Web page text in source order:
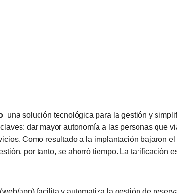
una solución tecnológica para la gestión y
dar mayor autonomía a las personas que
Como resultado a la implantación bajaron
por tanto, se ahorró tiempo. La tarificación
app) facilita y automatiza la gestión de